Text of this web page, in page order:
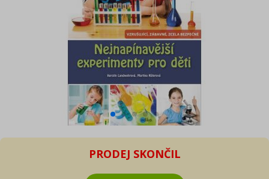
PRODEJ SKONČIL